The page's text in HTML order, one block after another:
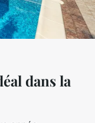
dans la